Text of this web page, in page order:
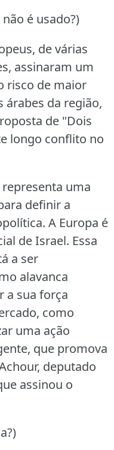
é usado?)
de várias
assinaram um
risco de maior
árabes da região,
de "Dois
longo conflito no
uma
definir a
A Europa é
de Israel. Essa
a ser
alavanca
a sua força
como
uma ação
que promova
deputado
assinou o